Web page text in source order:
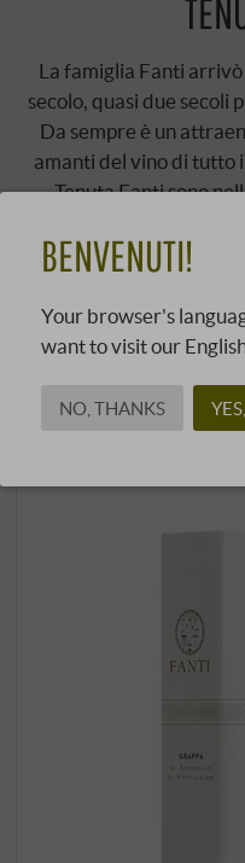
La famiglia Fanti
secolo, quasi due secoli
Da sempre è un
amanti del vino di tutto
Tenuta Fanti sono
appezzamenti di
si estende per circa
BENVENUTI!
Your browser's
want to visit our
NO, THANKS